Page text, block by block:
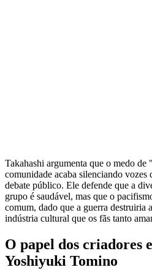
Takahashi argumenta que o medo de
comunidade acaba silenciando
debate público. Ele defende que a
grupo é saudável, mas que o
comum, dado que a guerra destruiria
indústria cultural que os fãs tanto
O papel dos criadores
Yoshiyuki Tomino